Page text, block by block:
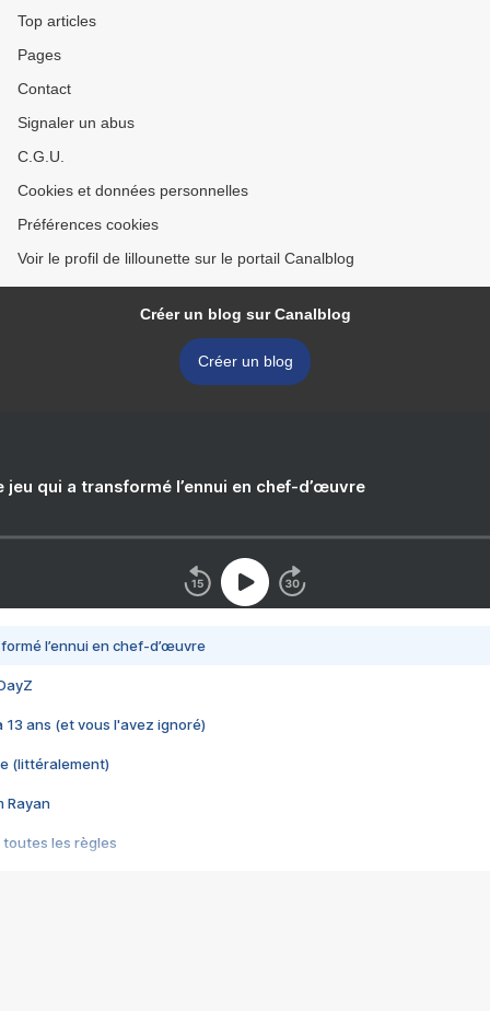
Top articles
Pages
Contact
Signaler un abus
C.G.U.
Cookies et données personnelles
Préférences cookies
Voir le profil de lillounette sur le portail Canalblog
Créer un blog sur Canalblog
Créer un blog
jeu qui a transformé l’ennui en chef-d’œuvre
l’ennui en chef-d’œuvre
13 ans (et vous l'avez ignoré)
(littéralement)
Rayan
toutes les règles